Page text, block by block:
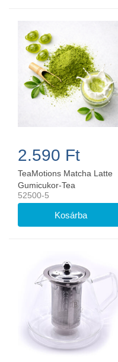
2.590 Ft
TeaMotions Matcha Latte
Gumicukor-Tea
52500-5